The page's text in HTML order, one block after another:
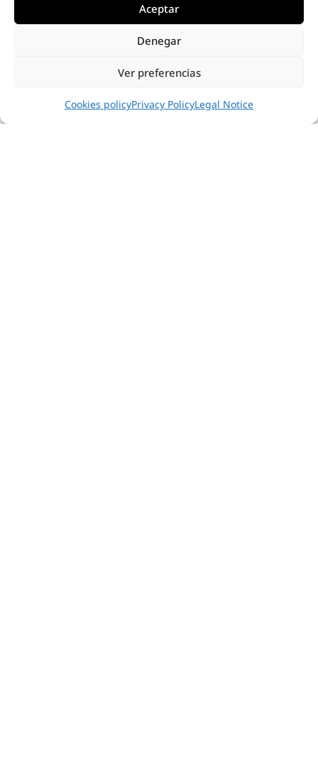
Aceptar
Denegar
Ver preferencias
Cookies policyPrivacy PolicyLegal Notice
INSPIRATION